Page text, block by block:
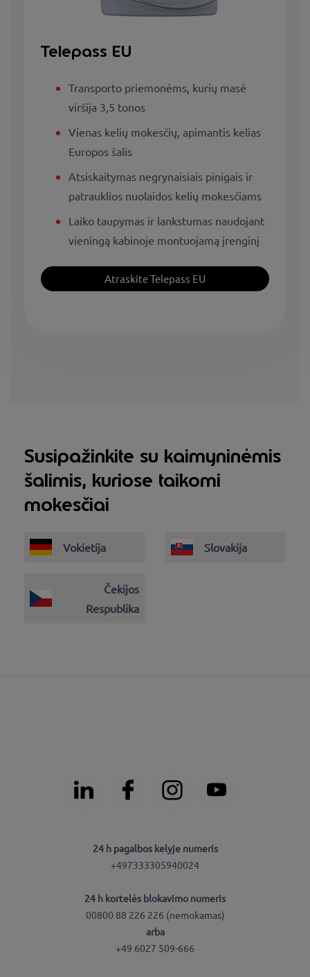
Telepass EU
Transporto priemonėms, kurių masė
viršija 3,5 tonos
Vienas kelių mokesčių, apimantis kelias
Europos šalis
Atsiskaitymas negrynaisiais pinigais ir
patrauklios nuolaidos kelių mokesčiams
Laiko taupymas ir lankstumas naudojant
vieningą kabinoje montuojamą įrenginį
Atraskite Telepass EU
Susipažinkite su kaimyninėmis
šalimis, kuriose taikomi
mokesčiai
Vokietija Slovakija
Čekijos
Respublika
24 h pagalbos kelyje numeris
+497333305940024
24 h kortelės blokavimo numeris
00800 88 226 226 (nemokamas)
arba
+49 6027 509-666